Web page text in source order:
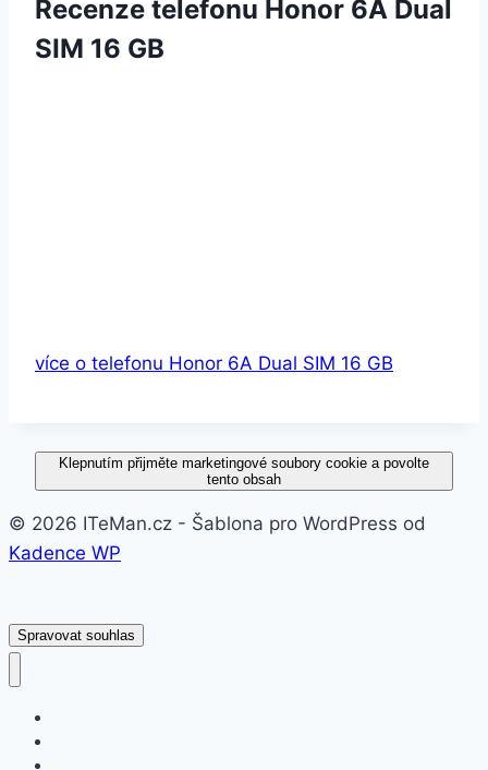
Recenze telefonu Honor 6A Dual
SIM 16 GB
Klepnutím přijměte marketingové soubory cookie a povolte
tento obsah
více o telefonu Honor 6A Dual SIM 16 GB
© 2026 ITeMan.cz - Šablona pro WordPress od
Kadence WP
Spravovat souhlas